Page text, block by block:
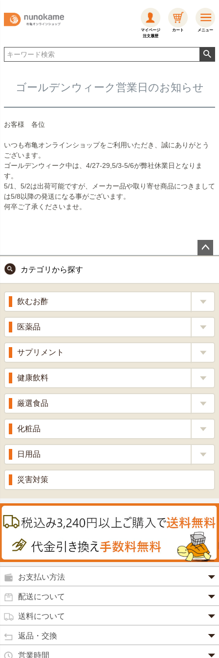
マイページ
注文履歴
カート メニュー
ゴールデンウィーク営業日のお知らせ
お客様 各位
いつも布亀オンラインショップをご利用いただき、誠にありがとう
ございます。
ゴールデンウィーク中は、4/27-29,5/3-5/6が弊社休業日となりま
す。
5/1、5/2は出荷可能ですが、メーカー品や取り寄せ商品につきまして
は5/8以降の発送になる事がございます。
何卒ご了承くださいませ。
ップ
へ
カテゴリから探す
飲むお酢
補酵素のちから
くろ酢
りんご酢
ざくろ酢
梅酢
医薬品
風邪薬
胃腸薬
整腸薬
解熱鎮痛剤
せきどめ
滋養強壮
消炎鎮痛剤
肌・皮膚のお薬
絆創膏
殺菌消毒液
鼻炎薬
強心剤
目薬
サプリメント
ウコン
乳酸菌
ローヤルゼリー
牡蠣エキス
プロポリス
プラセンタ
肝油
鉄
ノコギリヤシ
グルコサミン
田七人参
イチョウ葉
カルシウム
クロレラ
コラーゲン
健康飲料
健康茶
漢方茶
青汁・豆乳
甘酒
健康ドリンク
厳選食品
もち麦・十六穀米
生姜
丼の素
のど飴
うどん・そば
喜多方ラーメン
カレー・シチュー
化粧品
美容品
スキンクリーム＆美容パック
ウオッシュ＆ソープ
日用品
入浴剤
災害対策
お支払い方法
クレジットカード(1 回払いのみ)
SSL 認証で暗号化処理していますので、 安心して
ご利用いただけます。
配送について
商品は日本郵便にて発送致します。
通常2～4営業日以内に発送致します。 メーカー取り寄せ商
品、土日祝日、年末年始、弊社の休業日をはさむ場合は、4
～5営業日以上かかる場合もございます。
(営業日カレンダー参照)
送料について
通常商品
返品・交換
・お届け商品の交換・返品をご希望の場合は、
営業時間